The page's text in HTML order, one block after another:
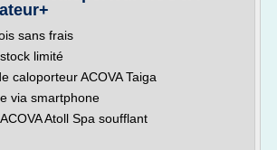
sans frais
limité
caloporteur ACOVA Taiga
via smartphone
Atoll Spa soufflant